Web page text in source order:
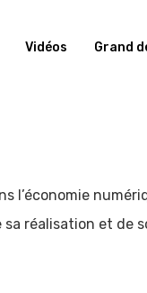
Vidéos Grand
l’économie
réalisation et de